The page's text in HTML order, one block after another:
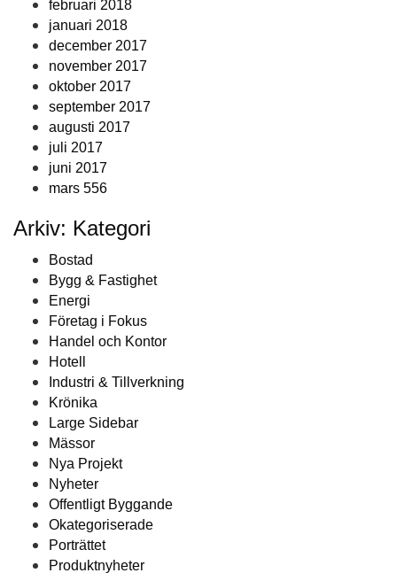
februari 2018
januari 2018
december 2017
november 2017
oktober 2017
september 2017
augusti 2017
juli 2017
juni 2017
mars 556
Arkiv: Kategori
Bostad
Bygg & Fastighet
Energi
Företag i Fokus
Handel och Kontor
Hotell
Industri & Tillverkning
Krönika
Large Sidebar
Mässor
Nya Projekt
Nyheter
Offentligt Byggande
Okategoriserade
Porträttet
Produktnyheter